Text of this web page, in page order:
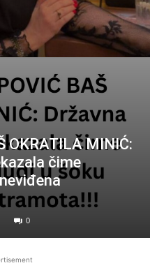
OKRATILA MINIĆ:
čime
0